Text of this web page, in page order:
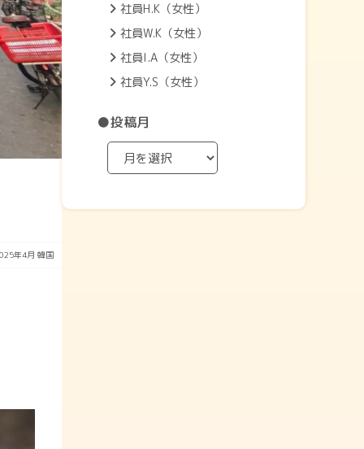
年4月 韓国
社員H.K（女性）
社員W.K（女性）
社員I.A（女性）
社員Y.S（女性）
●投稿月